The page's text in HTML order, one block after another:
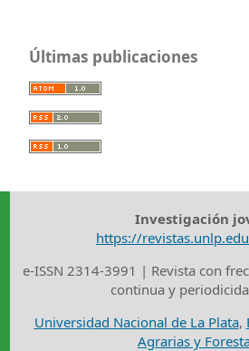
Últimas publicaciones
Investigación
https://
e-ISSN 2314-3991 | Revista con
continua y
Universidad Nacional de La Plata,
Agrarias y